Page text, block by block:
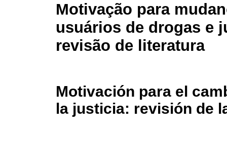
Motivação para
usuários de drogas e
revisão de literatura
Motivación para el
la justicia: revisión de